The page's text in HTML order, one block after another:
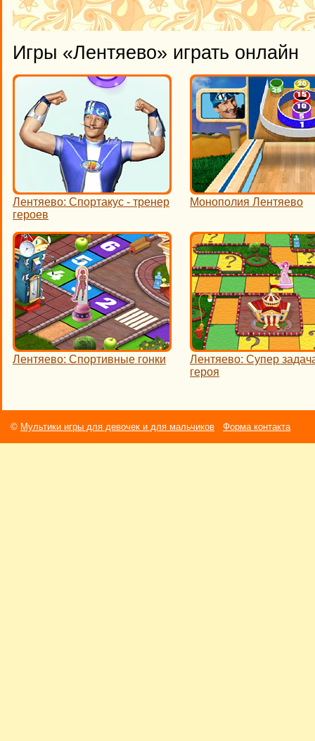
Игры «Лентяево» играть онлайн
Лентяево: Спортакус - тренер
героев
Монополия Лентяево
Лентяево: Спортивные гонки
Лентяево: Супер
героя
© Мультики игры для девочек и для мальчиков Форма контакта